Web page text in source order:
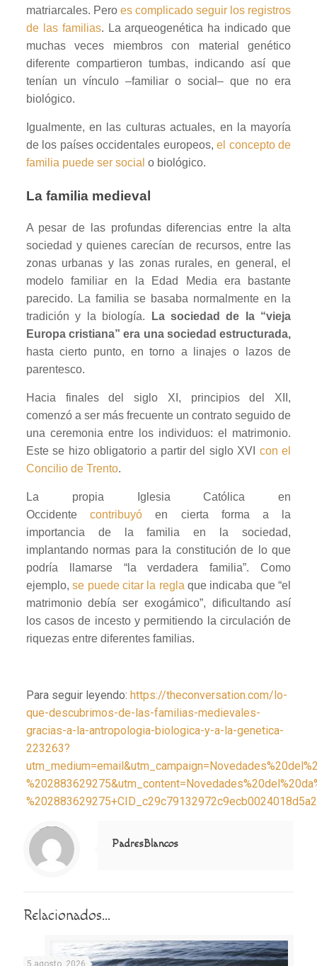
matriarcales. Pero es complicado seguir los registros
de las familias. La arqueogenética ha indicado que
muchas veces miembros con material genético
diferente compartieron tumbas, indicando así que
tenían un vínculo –familiar o social– que no era
biológico.
Igualmente, en las culturas actuales, en la mayoría
de los países occidentales europeos,el concepto de
familia puede ser social o biológico.
La familia medieval
A pesar de las profundas diferencias entre la alta
sociedad y quienes carecían de recursos, entre las
zonas urbanas y las zonas rurales, en general, el
modelo familiar en la Edad Media era bastante
parecido. La familia se basaba normalmente en la
tradición y la biología.
La sociedad de la “vieja
Europa cristiana” era una sociedad estructurada,
hasta cierto punto, en torno a linajes o lazos de
parentesco.
Hacia finales del siglo XI, principios del XII,
comenzó a ser más frecuente un contrato seguido de
una ceremonia entre los individuos: el matrimonio.
Este se hizo obligatorio a partir del siglo XVI con el
Concilio de Trento.
La propia Iglesia Católica en
Occidentecontribuyó en cierta forma a la
importancia de la familia en la sociedad,
implantando normas para la constitución de lo que
podría llamarse “la verdadera familia”. Como
ejemplo,se puede citar la reglaque indicaba que “el
matrimonio debía ser exogámico”, dificultando así
los casos de incesto y permitiendo la circulación de
riquezas entre diferentes familias.
Para seguir leyendo: https://theconversation.com/lo-
que-descubrimos-de-las-familias-medievales-
gracias-a-la-antropologia-biologica-y-a-la-genetica-
223263?
Notice
: Trying to access array offset on value of type null in
/home/misioner/public_html/padresblancos/themes/betheme/includes/content-single.php
on line
286
PadresBlancos
Relacionados...